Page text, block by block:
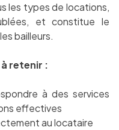
les types de locations,
et constitue le
bailleurs.
retenir :
à des services
effectives
au locataire